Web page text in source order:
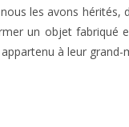
les avons hérités,
un objet
à leur